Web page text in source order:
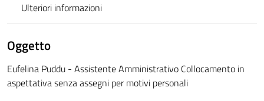
Ulteriori informazioni
Oggetto
Eufelina Puddu - Assistente Amministrativo Collocamento in
aspettativa senza assegni per motivi personali